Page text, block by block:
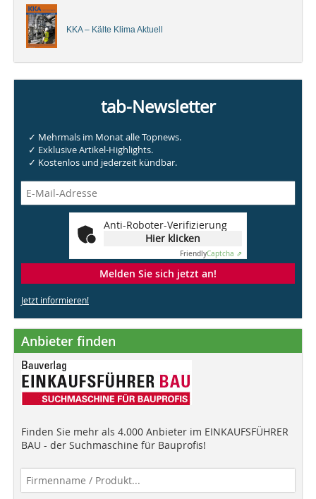
KKA – Kälte Klima Aktuell
tab-Newsletter
✓ Mehrmals im Monat alle Topnews.
✓ Exklusive Artikel-Highlights.
✓ Kostenlos und jederzeit kündbar.
Anti-Roboter-Verifizierung
Hier klicken
FriendlyCaptcha ⇗
Melden Sie sich jetzt an!
Jetzt informieren!
Anbieter finden
Finden Sie mehr als 4.000 Anbieter im EINKAUFSFÜHRER
BAU - der Suchmaschine für Bauprofis!